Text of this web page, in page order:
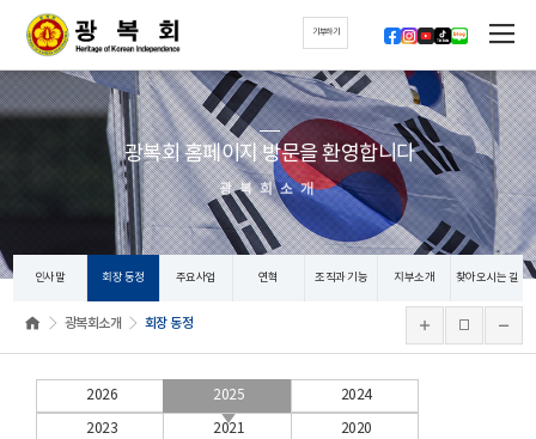
기부하기
광복회 홈페이지 방문을 환영합니다
광복회소개
인사말 회장 동정 주요사업 연혁 조직과 기능 지부소개 찾아오시는 길
광복회소개 회장 동정
2026 2025 2024
2023 2021 2020